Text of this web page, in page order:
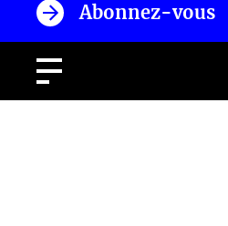
Abonnez-vous